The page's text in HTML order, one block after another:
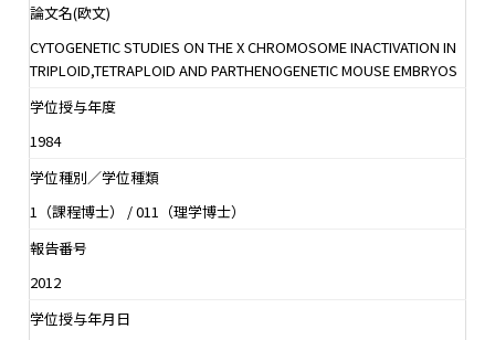
論文名(欧文)
CYTOGENETIC STUDIES ON THE X CHROMOSOME INACTIVATION IN
TRIPLOID,TETRAPLOID AND PARTHENOGENETIC MOUSE EMBRYOS
学位授与年度
1984
学位種別／学位種類
1（課程博士） / 011（理学博士）
報告番号
2012
学位授与年月日